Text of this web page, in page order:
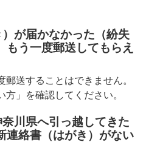
が届かなかった（紛失
もう一度郵送してもらえ
送することはできません。
」を確認してください。
川県へ引っ越してきた
連絡書（はがき）がない